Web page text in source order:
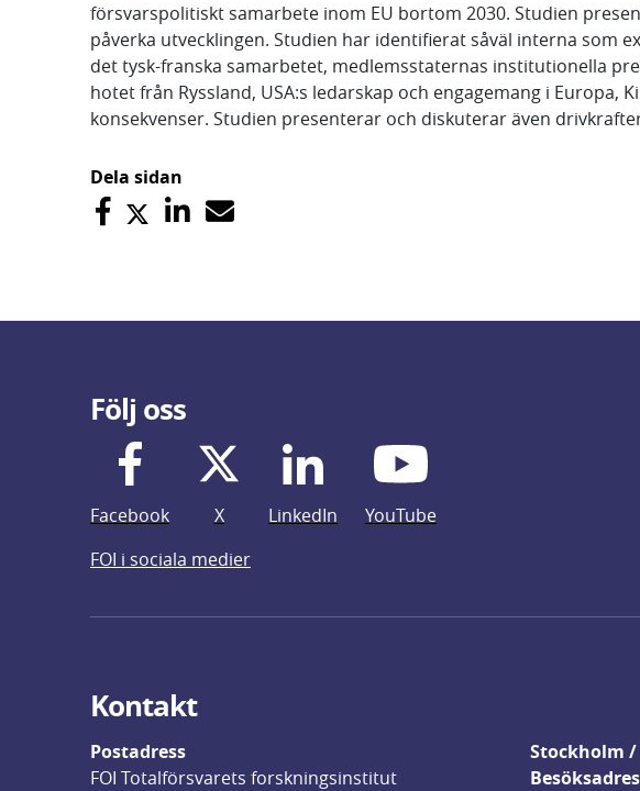
försvarspolitiskt samarbete inom EU bortom 2030. Studien
påverka utvecklingen. Studien har identifierat såväl interna som
det tysk-franska samarbetet, medlemsstaternas institutionella
hotet från Ryssland, USA:s ledarskap och engagemang i
konsekvenser. Studien presenterar och diskuterar även
Dela sidan
Följ oss
Facebook X LinkedIn
YouTube
FOI i sociala medier
Kontakt
Postadress
FOI Totalförsvarets forskningsinstitut
Stockholm /